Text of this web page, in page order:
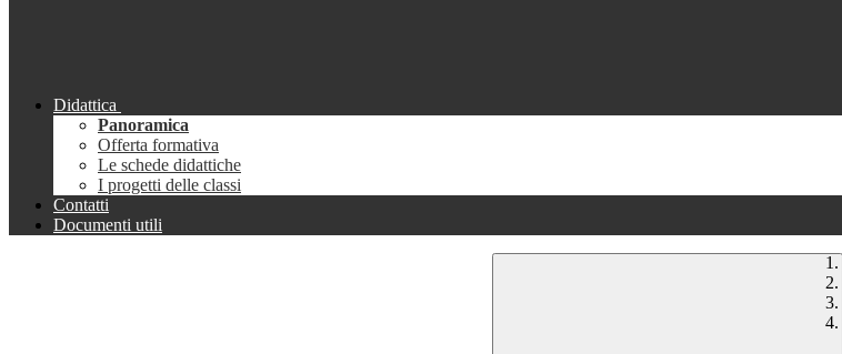
Didattica
Panoramica
Offerta formativa
Le schede didattiche
I progetti delle classi
Contatti
Documenti utili